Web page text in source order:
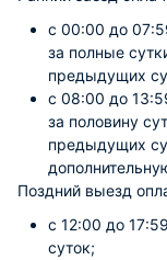
с 00:00 до
за полные
предыдущих
с 08:00 до
за половину
предыдущих
Поздний выезд
с 12:00 до
суток;